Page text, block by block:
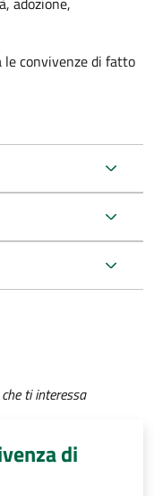
le convivenze di fatto
ti interessa
di